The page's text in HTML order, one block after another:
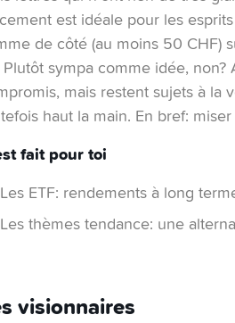
est idéale pour les
de côté (au moins 50 CHF)
sympa comme idée,
mais restent sujets à la
haut la main. En bref:
fait pour toi
Les ETF: rendements à long
Les thèmes tendance: une
visionnaires